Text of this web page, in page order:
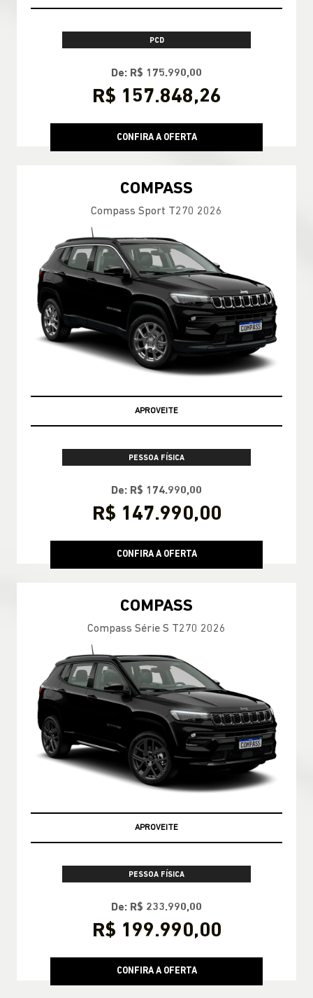
PCD
De: R$ 175.990,00
R$ 157.848,26
CONFIRA A OFERTA
COMPASS
Compass Sport T270 2026
APROVEITE
PESSOA FÍSICA
De: R$ 174.990,00
R$ 147.990,00
CONFIRA A OFERTA
COMPASS
Compass Série S T270 2026
APROVEITE
PESSOA FÍSICA
De: R$ 233.990,00
R$ 199.990,00
CONFIRA A OFERTA